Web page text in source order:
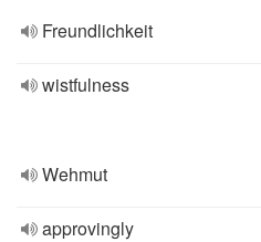
Freundlichkeit
wistfulness
Wehmut
approvingly